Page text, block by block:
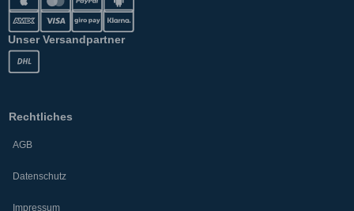
Unser Versandpartner
Rechtliches
AGB
Datenschutz
Impressum